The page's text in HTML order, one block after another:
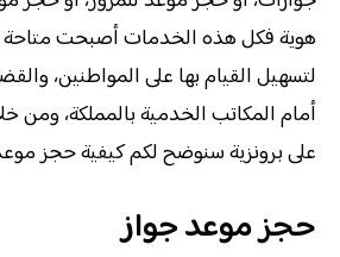
هوية فكل هذه الخدمات أصبحت متاحة
لتسهيل القيام بها على المواطنين،
أمام المكاتب الخدمية بالمملكة، ومن
على برونزية سنوضح لكم كيفية حجز
حجز موعد جواز